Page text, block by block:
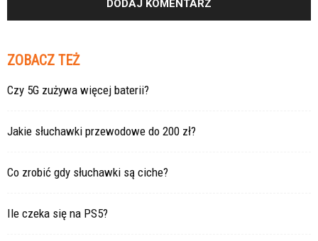
ZOBACZ TEŻ
Czy 5G zużywa więcej baterii?
Jakie słuchawki przewodowe do 200 zł?
Co zrobić gdy słuchawki są ciche?
Ile czeka się na PS5?